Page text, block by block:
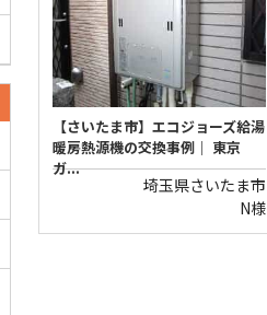
【さいたま市】エコジョーズ給湯
暖房熱源機の交換事例｜ 東京
ガ...
埼玉県さいたま市
N様